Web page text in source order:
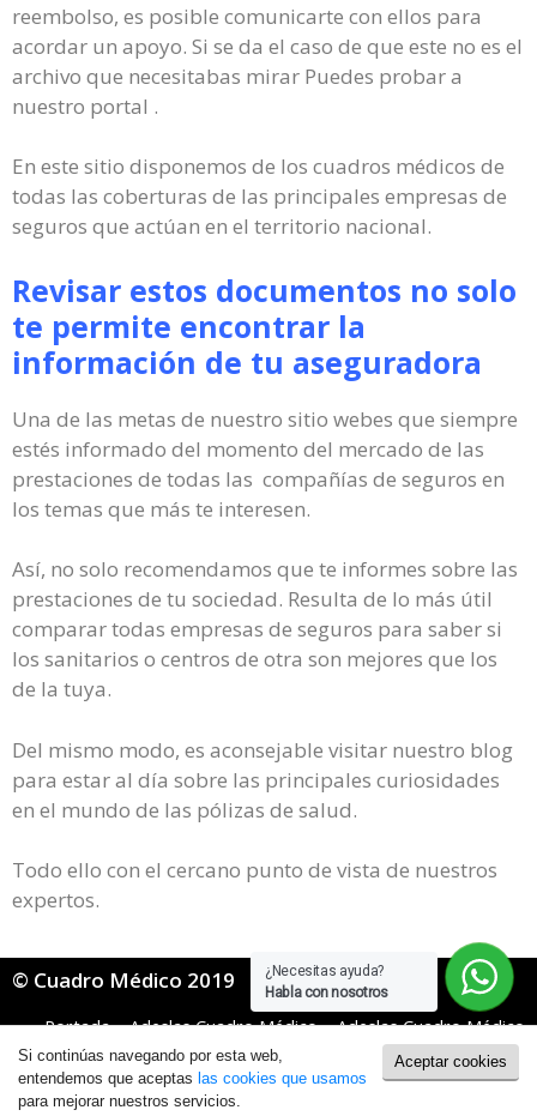
¿Necesitas ayuda?
Habla con nosotros
reembolso, es posible comunicarte con ellos para
acordar un apoyo. Si se da el caso de que este no es el
archivo que necesitabas mirar Puedes probar a
nuestro portal .
En este sitio disponemos de los cuadros médicos de
todas las coberturas de las principales empresas de
seguros que actúan en el territorio nacional.
Revisar estos documentos no solo
te permite encontrar la
información de tu aseguradora
Una de las metas de nuestro sitio webes que siempre
estés informado del momento del mercado de las
prestaciones de todas las compañías de seguros en
los temas que más te interesen.
Así, no solo recomendamos que te informes sobre las
prestaciones de tu sociedad. Resulta de lo más útil
comparar todas empresas de seguros para saber si
los sanitarios o centros de otra son mejores que los
de la tuya.
Del mismo modo, es aconsejable visitar nuestro blog
para estar al día sobre las principales curiosidades
en el mundo de las pólizas de salud.
Todo ello con el cercano punto de vista de nuestros
expertos.
© Cuadro Médico 2019
Portada»Adeslas Cuadro Médico»Adeslas Cuadro Médico
Mugeju»adeslas mugeju cuadro medico Orense
Política de Cookies|Política de Privacidad
Aceptar cookies
Si continúas navegando por esta web,
entendemos que aceptas las cookies que usamos
para mejorar nuestros servicios.